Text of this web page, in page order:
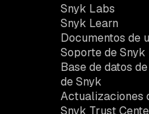
Snyk Labs
Snyk Learn
Documentos de
Soporte de Snyk
Base de datos
de Snyk
Actualizaciones
Snyk Trust